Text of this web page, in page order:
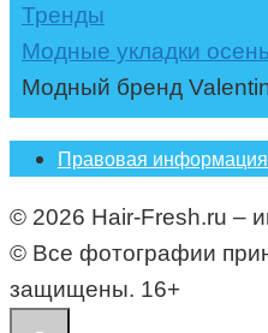
Тренды
Модные укладки
Модный бренд
Правовая информация
© 2026 Hair-Fresh.ru –
© Все фотографии
защищены. 16+